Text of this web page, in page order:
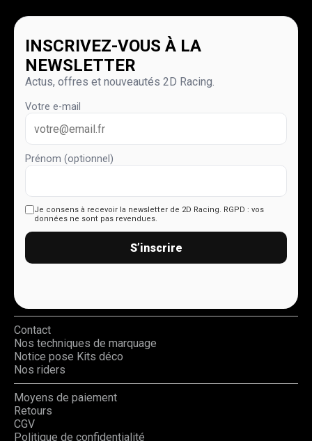
INSCRIVEZ-VOUS À LA
NEWSLETTER
Actus, offres et nouveautés 2D Racing.
Votre e-mail
Prénom (optionnel)
Je consens à recevoir la newsletter de 2D Racing. RGPD : vos
données ne sont pas revendues.
S’inscrire
Contact
Nos techniques de marquage
Notice pose Kits déco
Nos riders
Moyens de paiement
Retours
CGV
Politique de confidentialité